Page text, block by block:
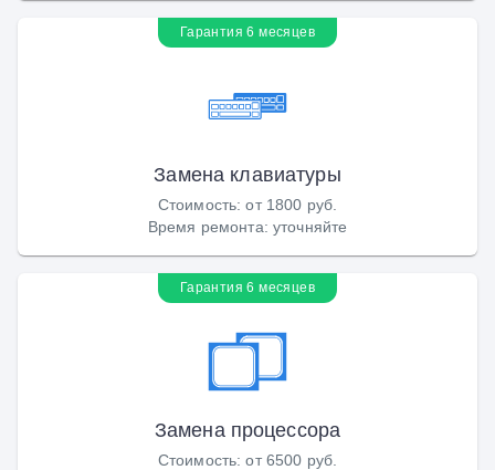
Гарантия 6 месяцев
Замена клавиатуры
Стоимость:от 1800 руб.
Время ремонта: уточняйте
Гарантия 6 месяцев
Замена процессора
Стоимость:от 6500 руб.